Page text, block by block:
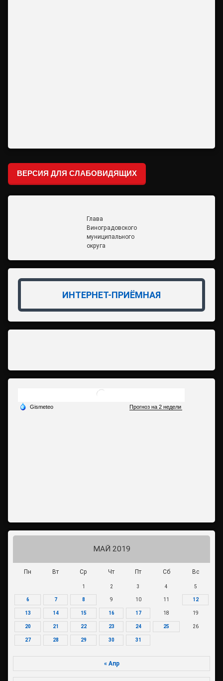
ВЕРСИЯ ДЛЯ СЛАБОВИДЯЩИХ
Глава
Виноградовского
муниципального
округа
ИНТЕРНЕТ-ПРИЁМНАЯ
МАЙ 2019
Пн Вт Ср Чт Пт Сб Вс
1 2 3 4 5
6 7 8 9 10 11 12
13 14 15 16 17 18 19
20 21 22 23 24 25 26
27 28 29 30 31
« Апр